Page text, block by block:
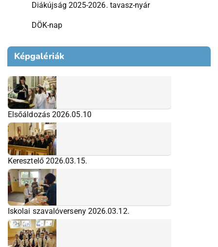
Diákújság 2025-2026. tavasz-nyár
DÖK-nap
Képgalériák
Elsőáldozás 2026.05.10
Keresztelő 2026.03.15.
Iskolai szavalóverseny 2026.03.12.